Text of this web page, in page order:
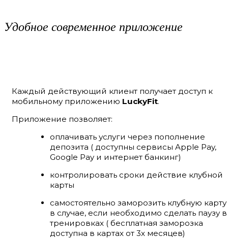
Удобное современное приложение
Каждый действующий клиент получает доступ к
мобильному приложению LuckyFit.
Приложение позволяет:
оплачивать услуги через пополнение
депозита ( доступны сервисы Apple Pay,
Google Pay и интернет банкинг)
контролировать сроки действие клубной
карты
самостоятельно заморозить клубную карту
в случае, если необходимо сделать паузу в
тренировках ( бесплатная заморозка
доступна в картах от 3х месяцев)